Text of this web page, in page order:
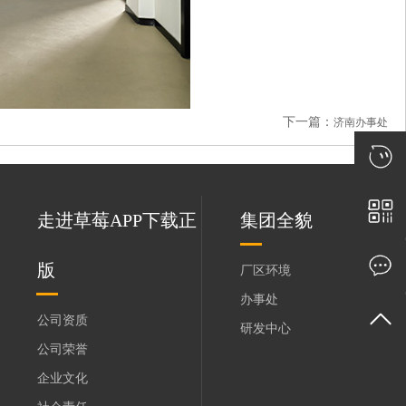
下一篇： 济南办事处
走进草莓APP下载正
版
公司资质
公司荣誉
企业文化
集团全貌
厂区环境
办事处
研发中心